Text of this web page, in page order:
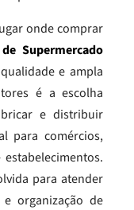
onde comprar
Supermercado
e ampla
é a escolha
e distribuir
para comércios,
para atender
e organização de